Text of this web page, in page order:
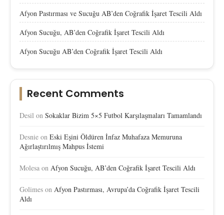
Afyon Pastırması ve Sucuğu AB’den Coğrafik İşaret Tescili Aldı
Afyon Sucuğu, AB’den Coğrafik İşaret Tescili Aldı
Afyon Sucuğu AB’den Coğrafik İşaret Tescili Aldı
Recent Comments
Desil on Sokaklar Bizim 5×5 Futbol Karşılaşmaları Tamamlandı
Desnie on Eski Eşini Öldüren İnfaz Muhafaza Memuruna
Ağırlaştırılmış Mahpus İstemi
Molesa on Afyon Sucuğu, AB’den Coğrafik İşaret Tescili Aldı
Golimes on Afyon Pastırması, Avrupa’da Coğrafik İşaret Tescili
Aldı